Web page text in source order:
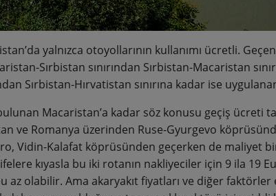
yalnızca otoyollarının kullanımı ücretli. Geçen
Sırbistan sınırından Sırbistan-Macaristan
Sırbistan-Hırvatistan sınırına kadar ise
Macaristan’a kadar söz konusu geçiş ücreti
ve Romanya üzerinden Ruse-Gyurgevo
Vidin-Kalafat köprüsünden geçerken de maliyet
kıyasla bu iki rotanın nakliyeciler için 9 ila 19
olabilir. Ama akaryakıt fiyatları ve diğer faktörler